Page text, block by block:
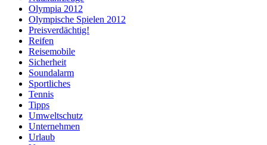
Olympia 2012
Olympische Spielen 2012
Preisverdächtig!
Reifen
Reisemobile
Sicherheit
Soundalarm
Sportliches
Tennis
Tipps
Umweltschutz
Unternehmen
Urlaub